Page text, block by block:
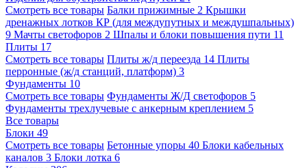
Смотреть все товары Балки прижимные 2 Крышки
дренажных лотков КР (для междупутных и междушпальных)
9 Мачты светофоров 2 Шпалы и блоки повышения пути 11
Плиты 17
Смотреть все товары Плиты ж/д переезда 14 Плиты
перронные (ж/д станций, платформ) 3
Фундаменты 10
Смотреть все товары Фундаменты Ж/Д светофоров 5
Фундаменты трехлучевые с анкерным креплением 5
Все товары
Блоки 49
Смотреть все товары Бетонные упоры 40 Блоки кабельных
каналов 3 Блоки лотка 6